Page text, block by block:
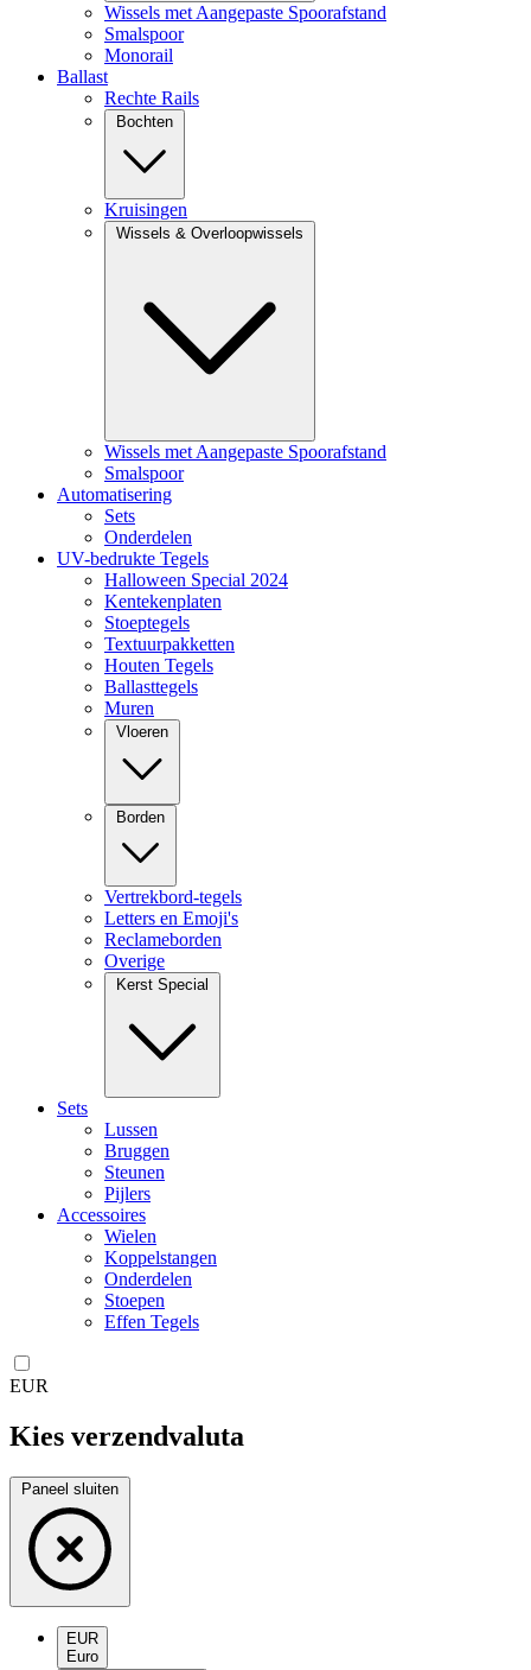
Wissels met Aangepaste Spoorafstand
Smalspoor
Monorail
Ballast
Rechte Rails
Bochten
Kruisingen
Wissels & Overloopwissels
Wissels met Aangepaste Spoorafstand
Smalspoor
Automatisering
Sets
Onderdelen
UV-bedrukte Tegels
Halloween Special 2024
Kentekenplaten
Stoeptegels
Textuurpakketten
Houten Tegels
Ballasttegels
Muren
Vloeren
Borden
Vertrekbord-tegels
Letters en Emoji's
Reclameborden
Overige
Kerst Special
Sets
Lussen
Bruggen
Steunen
Pijlers
Accessoires
Wielen
Koppelstangen
Onderdelen
Stoepen
Effen Tegels
EUR
Kies verzendvaluta
Paneel sluiten
EUR
Euro